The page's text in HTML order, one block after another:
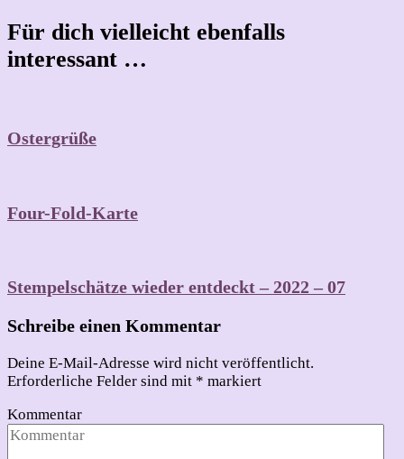
Für dich vielleicht ebenfalls
interessant …
Ostergrüße
Four-Fold-Karte
Stempelschätze wieder entdeckt – 2022 – 07
Schreibe einen Kommentar
Deine E-Mail-Adresse wird nicht veröffentlicht.
Erforderliche Felder sind mit * markiert
Kommentar